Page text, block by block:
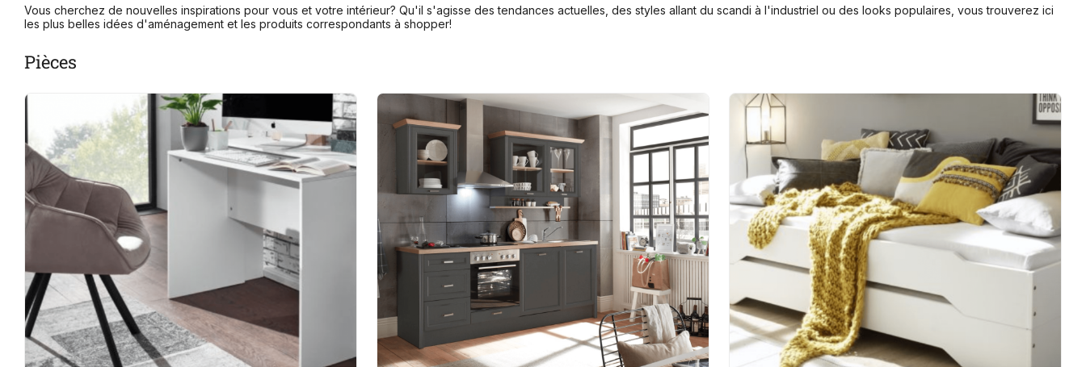
Vous cherchez de nouvelles inspirations pour vous et votre intérieur? Qu'il s'agisse des tendances actuelles, des styles allant du scandi à l'industriel ou des looks populaires, vous trouverez ici
les plus belles idées d'aménagement et les produits correspondants à shopper!
Pièces